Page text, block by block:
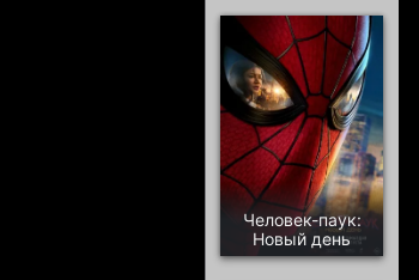
Человек-паук:
Новый день